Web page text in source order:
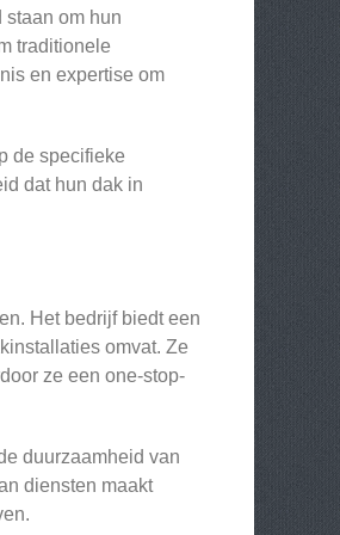
om hun
traditionele
en expertise om
de specifieke
dat hun dak in
Het bedrijf biedt een
omvat. Ze
ze een one-stop-
duurzaamheid van
diensten maakt